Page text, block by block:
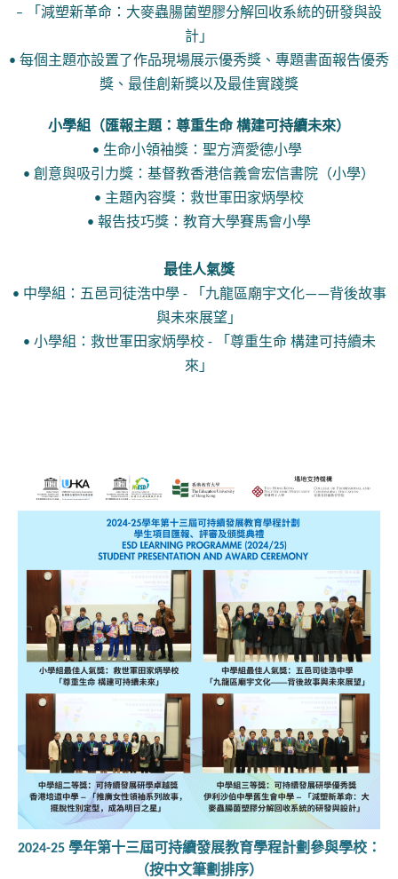
– 「減塑新革命：大麥蟲腸菌塑膠分解回收系統的研發與設
計」
• 每個主題亦設置了作品現場展示優秀獎、專題書面報告優秀
獎、最佳創新獎以及最佳實踐獎
小學組（匯報主題：尊重生命 構建可持續未來）
• 生命小領袖獎：聖方濟愛德小學
• 創意與吸引力獎：基督教香港信義會宏信書院（小學）
• 主題內容獎：救世軍田家炳學校
• 報告技巧獎：教育大學賽馬會小學
最佳人氣獎
• 中學組：五邑司徒浩中學 - 「九龍區廟宇文化——背後故事
與未來展望」
• 小學組：救世軍田家炳學校 - 「尊重生命 構建可持續未
來」
2024-25 學年第十三屆可持續發展教育學程計劃參與學校：
（按中文筆劃排序）